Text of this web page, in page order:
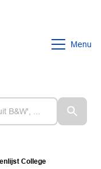
Menu
College